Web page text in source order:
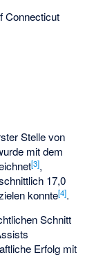
Connecticut
Stelle von
mit dem
[3],
17,0
konnte[4].
Schnitt
Erfolg mit